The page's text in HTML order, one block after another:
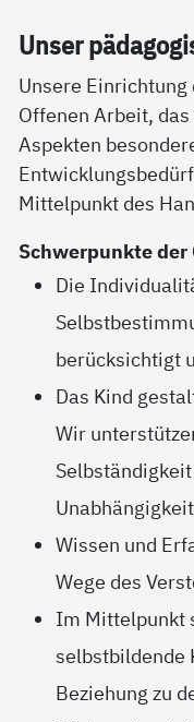
Un­ser
Unsere
Offenen Arbeit,
Aspekten
Mittelpunkt des
Schwerpunkte
Die
berücksichtigt
Das Kind
Wir
Wissen und
Wege des
Im Mittelpunkt
selbstbildende
Beziehung zu